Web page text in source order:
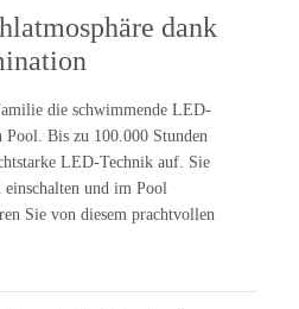
dank
die schwimmende LED-
Pool. Bis zu 100.000 Stunden
LED-Technik auf. Sie
einschalten und im Pool
Sie von diesem prachtvollen